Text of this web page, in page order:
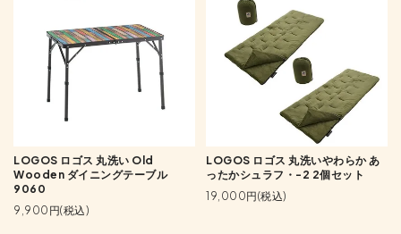
LOGOS ロゴス 丸洗い Old
Wooden ダイニングテーブル
9060
9,900円(税込)
LOGOS ロゴス 丸洗いやわらか あ
ったかシュラフ・-2 2個セット
19,000円(税込)